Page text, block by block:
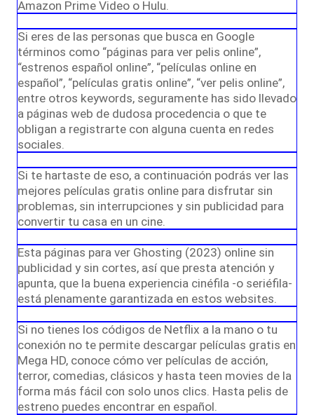
Amazon Prime Video o Hulu.
Si eres de las personas que busca en Google
términos como “páginas para ver pelis online”,
“estrenos español online”, “películas online en
español”, “películas gratis online”, “ver pelis online”,
entre otros keywords, seguramente has sido llevado
a páginas web de dudosa procedencia o que te
obligan a registrarte con alguna cuenta en redes
sociales.
Si te hartaste de eso, a continuación podrás ver las
mejores películas gratis online para disfrutar sin
problemas, sin interrupciones y sin publicidad para
convertir tu casa en un cine.
Esta páginas para ver Ghosting (2023) online sin
publicidad y sin cortes, así que presta atención y
apunta, que la buena experiencia cinéfila -o seriéfila-
está plenamente garantizada en estos websites.
Si no tienes los códigos de Netflix a la mano o tu
conexión no te permite descargar películas gratis en
Mega HD, conoce cómo ver películas de acción,
terror, comedias, clásicos y hasta teen movies de la
forma más fácil con solo unos clics. Hasta pelis de
estreno puedes encontrar en español.